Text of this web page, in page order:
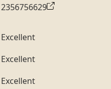
2356756629
Excellent
Excellent
Excellent